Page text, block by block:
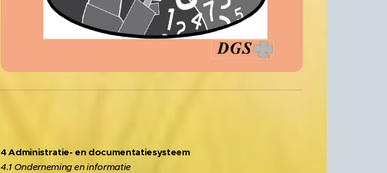
4 Administratie- en documentatiesysteem
4.1 Onderneming en informatie